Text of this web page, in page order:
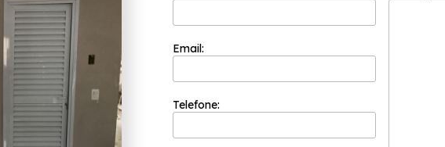
fundação em 2002 e já é uma das empresas mais bem cotadas do
somente por colaboradores competentes que buscam a total
inovação e evolução dos processos.
de porta de cozinha alumínio branco Casa Verde?
é a melhor opção, já que oferece serviços como o de Esquadrias de
Nossos profissionais estão prontos para atendê-lo
Email:
Telefone: